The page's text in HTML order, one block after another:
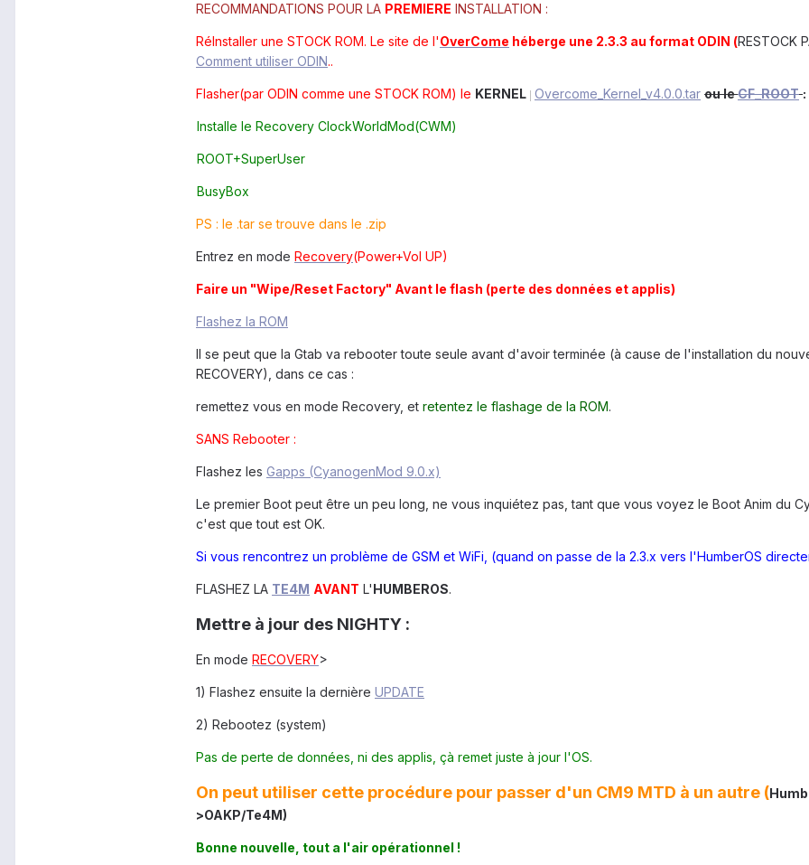
RECOMMANDATIONS POUR LA PREMIERE INSTALLATION :
RéInstaller une STOCK ROM. Le site de l'OverCome héberge une 2.3.3 au format ODIN (RESTOCK
Comment utiliser ODIN..
Flasher(par ODIN comme une STOCK ROM) le KERNEL Overcome_Kernel_v4.0.0.tar ou leCF_ROOT :
Installe le Recovery ClockWorldMod(CWM)
ROOT+SuperUser
BusyBox
PS : le .tar se trouve dans le .zip
Entrez en mode Recovery(Power+Vol UP)
Faire un "Wipe/Reset Factory" Avant le flash (perte des données et applis)
Flashez la ROM
Il se peut que la Gtab va rebooter toute seule avant d'avoir terminée (à cause de l'installation du
RECOVERY), dans ce cas :
remettez vous en mode Recovery, et retentez le flashage de la ROM.
SANS Rebooter :
Flashez les Gapps (CyanogenMod 9.0.x)
Le premier Boot peut être un peu long, ne vous inquiétez pas, tant que vous voyez le Boot Anim du
c'est que tout est OK.
Si vous rencontrez un problème de GSM et WiFi, (quand on passe de la 2.3.x vers l'HumberOS
FLASHEZ LA TE4M AVANT L'HUMBEROS.
Mettre à jour des NIGHTY :
En mode RECOVERY>
1) Flashez ensuite la dernière UPDATE
2) Rebootez (system)
Pas de perte de données, ni des applis, çà remet juste à jour l'OS.
On peut utiliser cette procédure pour passer d'un CM9 MTD à un autre (
>OAKP/Te4M)
Bonne nouvelle, tout a l'air opérationnel !